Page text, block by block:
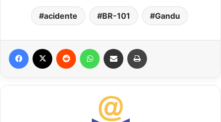
acidente BR-101 Gandu
Facebook Reddit WhatsAppCompartilhar via e-mail